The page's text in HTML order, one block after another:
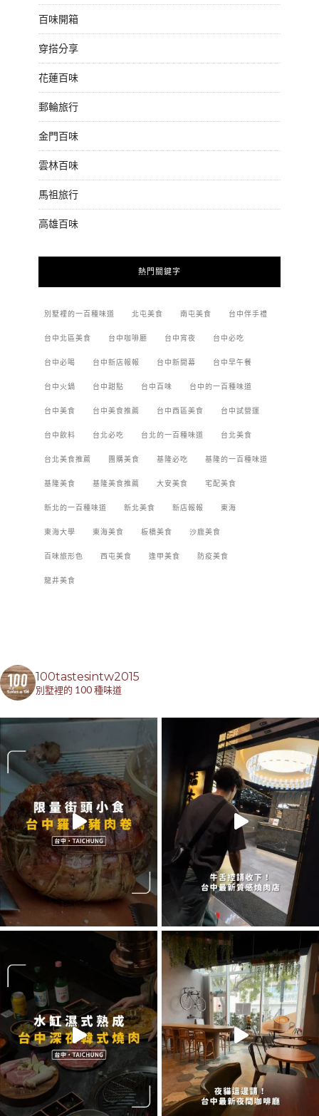
百味開箱
穿搭分享
花蓮百味
郵輪旅行
金門百味
雲林百味
馬祖旅行
高雄百味
熱門關鍵字
別墅裡的一百種味道 北屯美食 南屯美食 台中伴手禮
台中北區美食 台中咖啡廳 台中宵夜 台中必吃
台中必喝 台中新店報報 台中新開幕 台中早午餐
台中火鍋 台中甜點 台中百味 台中的一百種味道
台中美食 台中美食推薦 台中西區美食 台中試營運
台中飲料 台北必吃 台北的一百種味道 台北美食
台北美食推薦 團購美食 基隆必吃 基隆的一百種味道
基隆美食 基隆美食推薦 大安美食 宅配美食
新北的一百種味道 新北美食 新店報報 東海
東海大學 東海美食 板橋美食 沙鹿美食
百味旅形色 西屯美食 逢甲美食 防疫美食
龍井美食
100tastesintw2015
別墅裡的 100 種味道